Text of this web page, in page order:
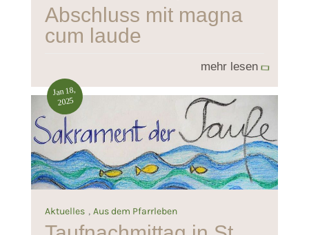
Abschluss mit magna
cum laude
mehr lesen
Aktuelles , Aus dem Pfarrleben
Jan 18,
2025